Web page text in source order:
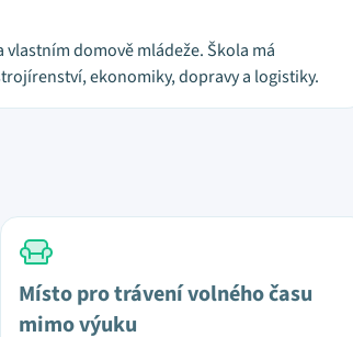
vlastním domově mládeže. Škola má
ekonomiky, dopravy a logistiky.
Místo pro trávení volného času
mimo výuku